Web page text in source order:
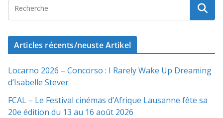
Articles récents/neuste Artikel
Locarno 2026 – Concorso : I Rarely Wake Up Dreaming
d’Isabelle Stever
FCAL – Le Festival cinémas d’Afrique Lausanne fête sa
20e édition du 13 au 16 août 2026